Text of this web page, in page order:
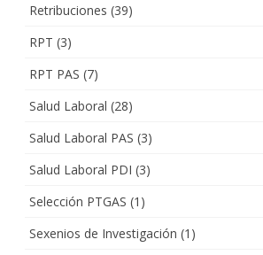
Retribuciones (39)
RPT (3)
RPT PAS (7)
Salud Laboral (28)
Salud Laboral PAS (3)
Salud Laboral PDI (3)
Selección PTGAS (1)
Sexenios de Investigación (1)